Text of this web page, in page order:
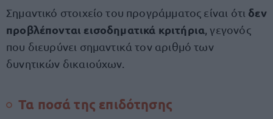
Σημαντικό στοιχείο του προγράμματος είναι ότι δεν
προβλέπονται εισοδηματικά κριτήρια , γεγονός
που διευρύνει σημαντικά τον αριθμό των
δυνητικών δικαιούχων.
Τα ποσά της επιδότησης